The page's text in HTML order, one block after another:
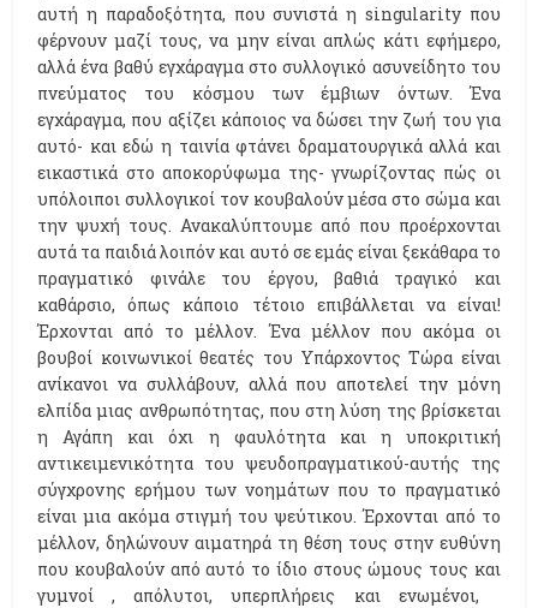
αυτή η παραδοξότητα, που συνιστά η singularity που
φέρνουν μαζί τους, να μην είναι απλώς κάτι εφήμερο,
αλλά ένα βαθύ εγχάραγμα στο συλλογικό ασυνείδητο του
πνεύματος του κόσμου των έμβιων όντων. Ένα
εγχάραγμα, που αξίζει κάποιος να δώσει την ζωή του για
αυτό- και εδώ η ταινία φτάνει δραματουργικά αλλά και
εικαστικά στο αποκορύφωμα της- γνωρίζοντας πώς οι
υπόλοιποι συλλογικοί τον κουβαλούν μέσα στο σώμα και
την ψυχή τους. Ανακαλύπτουμε από που προέρχονται
αυτά τα παιδιά λοιπόν και αυτό σε εμάς είναι ξεκάθαρα το
πραγματικό φινάλε του έργου, βαθιά τραγικό και
καθάρσιο, όπως κάποιο τέτοιο επιβάλλεται να είναι!
Έρχονται από το μέλλον. Ένα μέλλον που ακόμα οι
βουβοί κοινωνικοί θεατές του Υπάρχοντος Τώρα είναι
ανίκανοι να συλλάβουν, αλλά που αποτελεί την μόνη
ελπίδα μιας ανθρωπότητας, που στη λύση της βρίσκεται
η Αγάπη και όχι η φαυλότητα και η υποκριτική
αντικειμενικότητα του ψευδοπραγματικού-αυτής της
σύγχρονης ερήμου των νοημάτων που το πραγματικό
είναι μια ακόμα στιγμή του ψεύτικου. Έρχονται από το
μέλλον, δηλώνουν αιματηρά τη θέση τους στην ευθύνη
που κουβαλούν από αυτό το ίδιο στους ώμους τους και
γυμνοί , απόλυτοι, υπερπλήρεις και ενωμένοι,